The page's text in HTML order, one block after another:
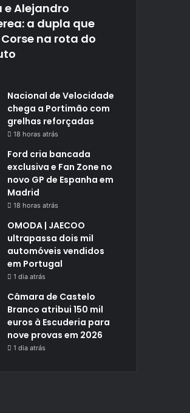
e Alejandro
a dupla que
na rota do
Nacional de Velocidade
chega a Portimão com
grelhas reforçadas
18 horas atrás
Ford cria bancada
exclusiva e Fan Zone no
novo GP de Espanha em
Madrid
18 horas atrás
OMODA | JAECOO
ultrapassa dois mil
automóveis vendidos
em Portugal
1 dia atrás
Câmara de Castelo
Branco atribui 150 mil
euros à Escuderia para
nove provas em 2026
1 dia atrás